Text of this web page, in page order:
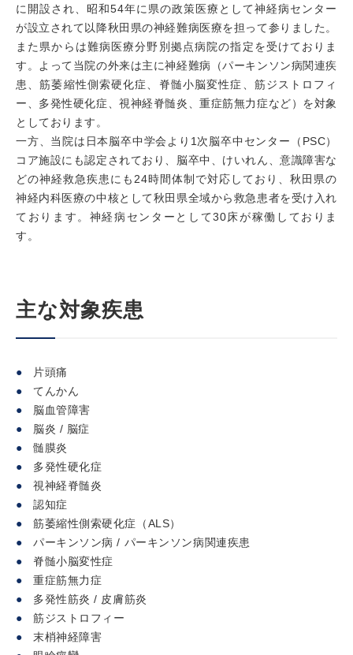
に開設され、昭和54年に県の政策医療として神経病センター
が設立されて以降秋田県の神経難病医療を担って参りました。
また県からは難病医療分野別拠点病院の指定を受けておりま
す。よって当院の外来は主に神経難病（パーキンソン病関連疾
患、筋萎縮性側索硬化症、脊髄小脳変性症、筋ジストロフィ
ー、多発性硬化症、視神経脊髄炎、重症筋無力症など）を対象
としております。
一方、当院は日本脳卒中学会より1次脳卒中センター（PSC）
コア施設にも認定されており、脳卒中、けいれん、意識障害な
どの神経救急疾患にも24時間体制で対応しており、秋田県の
神経内科医療の中核として秋田県全域から救急患者を受け入れ
ております。神経病センターとして30床が稼働しておりま
す。
主な対象疾患
片頭痛
てんかん
脳血管障害
脳炎 / 脳症
髄膜炎
多発性硬化症
視神経脊髄炎
認知症
筋萎縮性側索硬化症（ALS）
パーキンソン病 / パーキンソン病関連疾患
脊髄小脳変性症
重症筋無力症
多発性筋炎 / 皮膚筋炎
筋ジストロフィー
末梢神経障害